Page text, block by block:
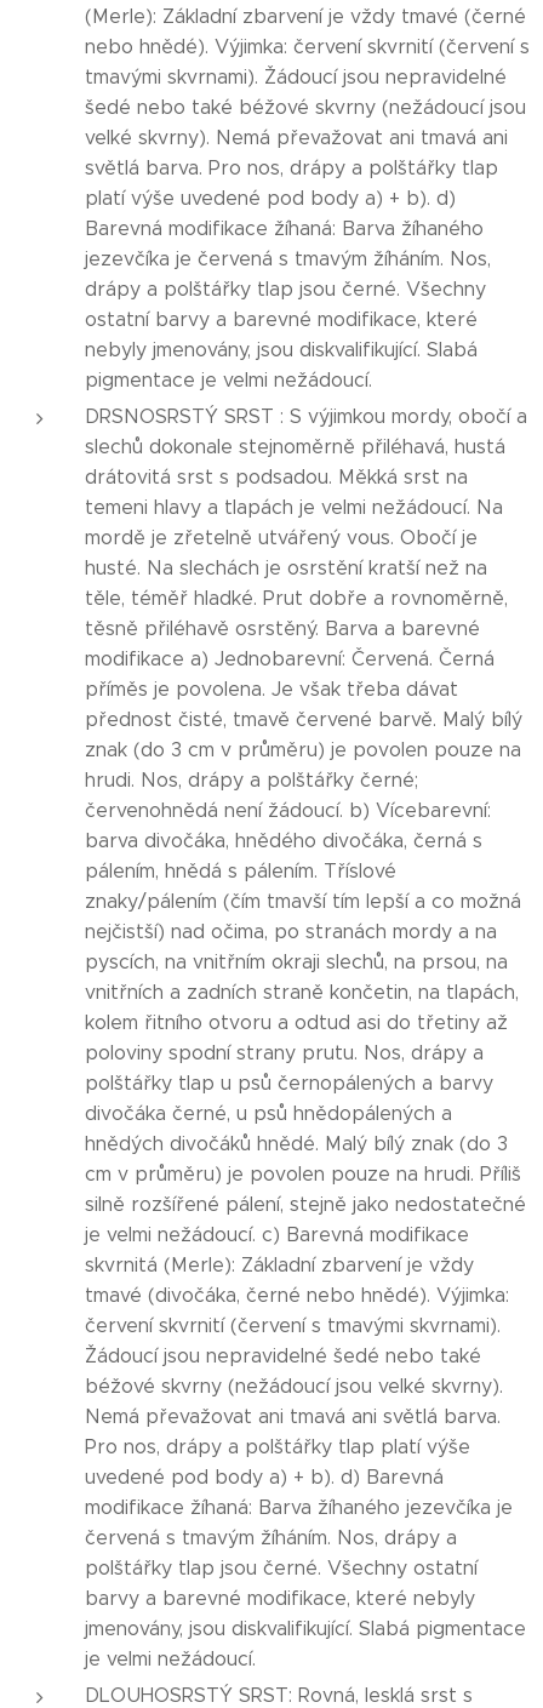
(Merle): Základní zbarvení je vždy tmavé (černé
nebo hnědé). Výjimka: červení skvrnití (červení s
tmavými skvrnami). Žádoucí jsou nepravidelné
šedé nebo také béžové skvrny (nežádoucí jsou
velké skvrny). Nemá převažovat ani tmavá ani
světlá barva. Pro nos, drápy a polštářky tlap
platí výše uvedené pod body a) + b). d)
Barevná modifikace žíhaná: Barva žíhaného
jezevčíka je červená s tmavým žíháním. Nos,
drápy a polštářky tlap jsou černé. Všechny
ostatní barvy a barevné modifikace, které
nebyly jmenovány, jsou diskvalifikující. Slabá
pigmentace je velmi nežádoucí.
DRSNOSRSTÝ SRST : S výjimkou mordy, obočí a
slechů dokonale stejnoměrně přiléhavá, hustá
drátovitá srst s podsadou. Měkká srst na
temeni hlavy a tlapách je velmi nežádoucí. Na
mordě je zřetelně utvářený vous. Obočí je
husté. Na slechách je osrstění kratší než na
těle, téměř hladké. Prut dobře a rovnoměrně,
těsně přiléhavě osrstěný. Barva a barevné
modifikace a) Jednobarevní: Červená. Černá
příměs je povolena. Je však třeba dávat
přednost čisté, tmavě červené barvě. Malý bílý
znak (do 3 cm v průměru) je povolen pouze na
hrudi. Nos, drápy a polštářky černé;
červenohnědá není žádoucí. b) Vícebarevní:
barva divočáka, hnědého divočáka, černá s
pálením, hnědá s pálením. Tříslové
znaky/pálením (čím tmavší tím lepší a co možná
nejčistší) nad očima, po stranách mordy a na
pyscích, na vnitřním okraji slechů, na prsou, na
vnitřních a zadních straně končetin, na tlapách,
kolem řitního otvoru a odtud asi do třetiny až
poloviny spodní strany prutu. Nos, drápy a
polštářky tlap u psů černopálených a barvy
divočáka černé, u psů hnědopálených a
hnědých divočáků hnědé. Malý bílý znak (do 3
cm v průměru) je povolen pouze na hrudi. Příliš
silně rozšířené pálení, stejně jako nedostatečné
je velmi nežádoucí. c) Barevná modifikace
skvrnitá (Merle): Základní zbarvení je vždy
tmavé (divočáka, černé nebo hnědé). Výjimka:
červení skvrnití (červení s tmavými skvrnami).
Žádoucí jsou nepravidelné šedé nebo také
béžové skvrny (nežádoucí jsou velké skvrny).
Nemá převažovat ani tmavá ani světlá barva.
Pro nos, drápy a polštářky tlap platí výše
uvedené pod body a) + b). d) Barevná
modifikace žíhaná: Barva žíhaného jezevčíka je
červená s tmavým žíháním. Nos, drápy a
polštářky tlap jsou černé. Všechny ostatní
barvy a barevné modifikace, které nebyly
jmenovány, jsou diskvalifikující. Slabá pigmentace
je velmi nežádoucí.
DLOUHOSRSTÝ SRST: Rovná, lesklá srst s